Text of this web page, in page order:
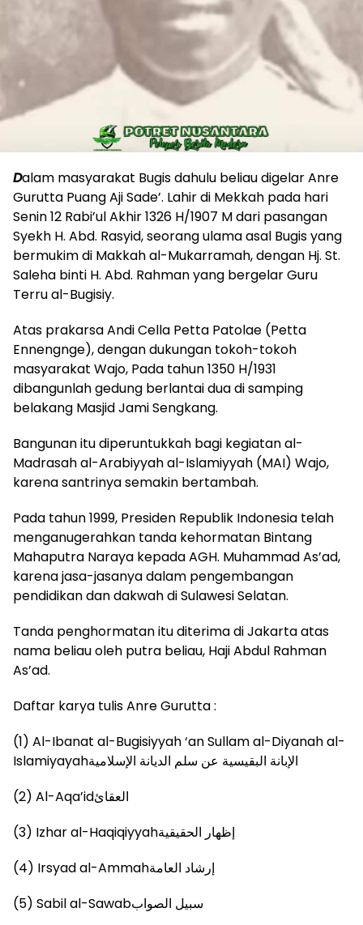
Dalam masyarakat Bugis dahulu beliau digelar Anre
Gurutta Puang Aji Sade’. Lahir di Mekkah pada hari
Senin 12 Rabi’ul Akhir 1326 H/1907 M dari pasangan
Syekh H. Abd. Rasyid, seorang ulama asal Bugis yang
bermukim di Makkah al-Mukarramah, dengan Hj. St.
Saleha binti H. Abd. Rahman yang bergelar Guru
Terru al-Bugisiy.
Atas prakarsa Andi Cella Petta Patolae (Petta
Ennengnge), dengan dukungan tokoh-tokoh
masyarakat Wajo, Pada tahun 1350 H/1931
dibangunlah gedung berlantai dua di samping
belakang Masjid Jami Sengkang.
Bangunan itu diperuntukkah bagi kegiatan al-
Madrasah al-Arabiyyah al-Islamiyyah (MAI) Wajo,
karena santrinya semakin bertambah.
Pada tahun 1999, Presiden Republik Indonesia telah
menganugerahkan tanda kehormatan Bintang
Mahaputra Naraya kepada AGH. Muhammad As’ad,
karena jasa-jasanya dalam pengembangan
pendidikan dan dakwah di Sulawesi Selatan.
Tanda penghormatan itu diterima di Jakarta atas
nama beliau oleh putra beliau, Haji Abdul Rahman
As’ad.
Daftar karya tulis Anre Gurutta :
(1) Al-Ibanat al-Bugisiyyah ‘an Sullam al-Diyanah al-
Islamiyayahالإبانة البقيسية عن سلم الديانة الإسلامية
(2) Al-Aqa’idالعقائ
(3) Izhar al-Haqiqiyyahإظهار الحقيقية
(4) Irsyad al-Ammahإرشاد العامة
(5) Sabil al-Sawabسبيل الصواب